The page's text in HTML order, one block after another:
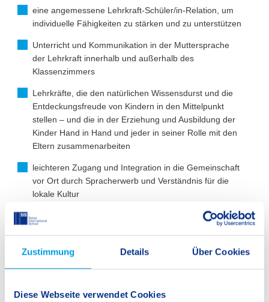
Zustimmung Details Über Cookies
Diese Webseite verwendet Cookies
eine angemessene Lehrkraft-Schüler/in-Relation, um
individuelle Fähigkeiten zu stärken und zu unterstützen
Unterricht und Kommunikation in der Muttersprache
der Lehrkraft innerhalb und außerhalb des
Klassenzimmers
Lehrkräfte, die den natürlichen Wissensdurst und die
Entdeckungsfreude von Kindern in den Mittelpunkt
stellen – und die in der Erziehung und Ausbildung der
Kinder Hand in Hand und jeder in seiner Rolle mit den
Eltern zusammenarbeiten
leichteren Zugang und Integration in die Gemeinschaft
vor Ort durch Spracherwerb und Verständnis für die
lokale Kultur
Was die SIS Kassel auszeichnet